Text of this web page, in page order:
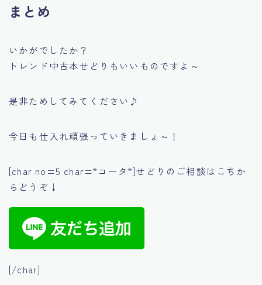
まとめ
いかがでしたか？
トレンド中古本せどりもいいものですよ～
是非ためしてみてください♪
今日も仕入れ頑張っていきましょ～！
[char no=5 char=”コータ”]せどりのご相談はこちか
らどうぞ↓
[/char]